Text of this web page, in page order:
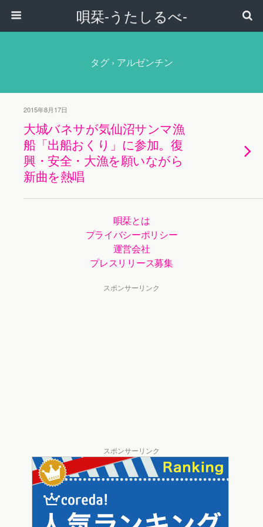
唄栞-うたしるべ-
タグ › アルゼンチン
2015年8月17日
大城バネサが気仙沼サンマ漁
船「出船おくり」に参加。復
興・安全・大漁を願いながら
新曲を熱唱
唄栞とは
プライバシーポリシー
運営会社
プレスリリース募集
スポンサーリンク
スポンサーリンク